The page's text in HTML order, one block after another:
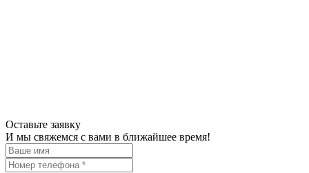
Оставьте заявку
И мы свяжемся с вами в ближайшее время!